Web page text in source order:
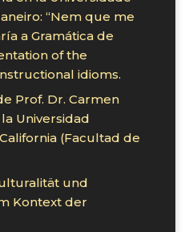
“Nem que me
a Gramática de
of the
idioms.
Prof. Dr. Carmen
Universidad
(Facultad de
und
Kontext der